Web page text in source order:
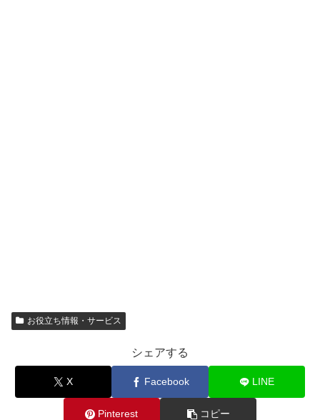
お役立ち情報・サービス
シェアする
X Facebook LINE
Pinterest コピー